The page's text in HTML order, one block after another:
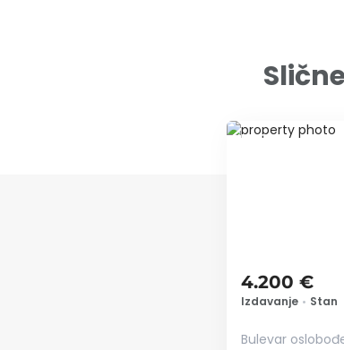
ID 79148
4.200 €
Izdavanje • Stan
Bulevar